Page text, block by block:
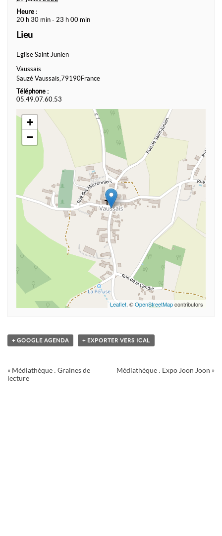
Heure :
20 h 30 min - 23 h 00 min
Lieu
Eglise Saint Junien
Vaussais
Sauzé Vaussais,79190France
Téléphone :
05.49.07.60.53
+
−
Leaflet, ©OpenStreetMapcontributors
+ GOOGLE AGENDA + EXPORTER VERS ICAL
Navigation
Évènement
« Médiathèque : Graines de
lecture
Médiathèque : Expo Joon Joon »